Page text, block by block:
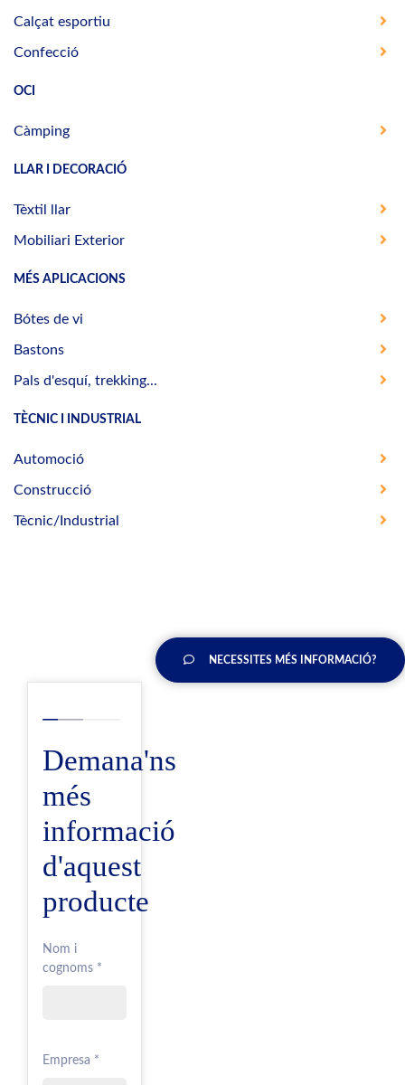
Calçat esportiu
Confecció
OCI
Càmping
LLAR I DECORACIÓ
Tèxtil llar
Mobiliari Exterior
MÉS APLICACIONS
Bótes de vi
Bastons
Pals d'esquí, trekking...
TÈCNIC I INDUSTRIAL
Automoció
Construcció
Tècnic/Industrial
NECESSITES MÉS INFORMACIÓ?
Demana'ns
més
informació
d'aquest
producte
Nom i
cognoms *
Empresa *